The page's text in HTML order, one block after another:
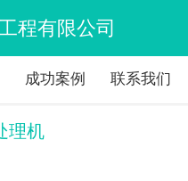
程有限公司
成功案例 联系我们
理机